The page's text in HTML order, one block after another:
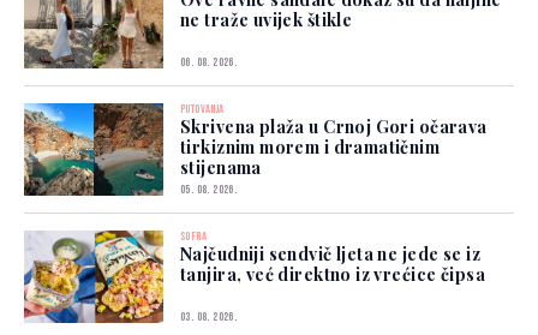
ne traže uvijek štikle
06. 08. 2026.
PUTOVANJA
Skrivena plaža u Crnoj Gori očarava
tirkiznim morem i dramatičnim
stijenama
05. 08. 2026.
SOFRA
Najčudniji sendvič ljeta ne jede se iz
tanjira, već direktno iz vrećice čipsa
03. 08. 2026.